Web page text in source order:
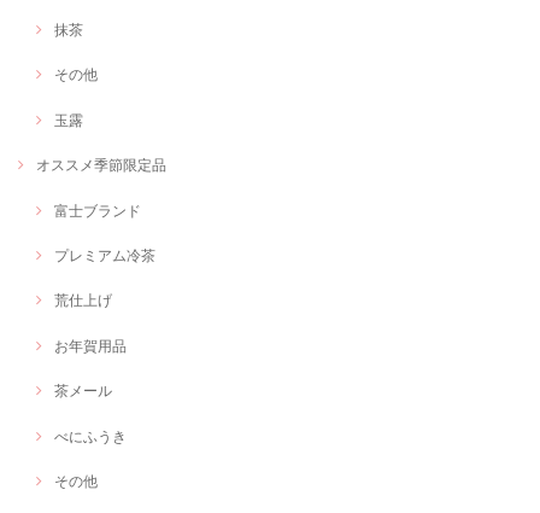
抹茶
その他
玉露
オススメ季節限定品
富士ブランド
プレミアム冷茶
荒仕上げ
お年賀用品
茶メール
べにふうき
その他